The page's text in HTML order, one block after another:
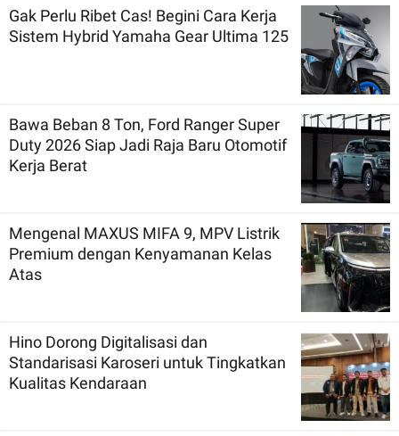
Gak Perlu Ribet Cas! Begini Cara Kerja
Sistem Hybrid Yamaha Gear Ultima 125
Bawa Beban 8 Ton, Ford Ranger Super
Duty 2026 Siap Jadi Raja Baru Otomotif
Kerja Berat
Mengenal MAXUS MIFA 9, MPV Listrik
Premium dengan Kenyamanan Kelas
Atas
Hino Dorong Digitalisasi dan
Standarisasi Karoseri untuk Tingkatkan
Kualitas Kendaraan